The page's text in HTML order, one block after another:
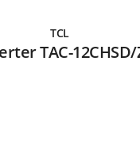
TCL
TAC-12CHSD/